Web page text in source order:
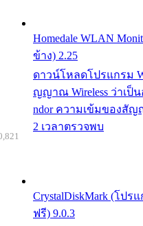
Homedale WLAN
ข้าง) 2.25
ดาวน์โหลดโปรแกรม
ญญาณ Wireless ว่าเป็
ndor ความเข้มของสัญ
2 เวลาตรวจพบ
CrystalDiskMark (โปร
ฟรี) 9.0.3